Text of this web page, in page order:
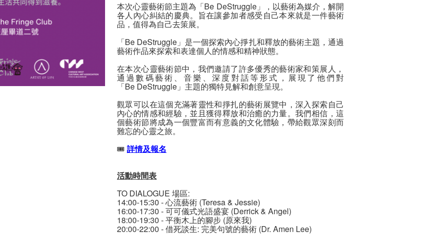
本次心靈藝術節主題為「Be DeStruggle」，以藝術為媒介，解開
各人內心糾結的慶典。旨在讓參加者感受自己本來就是一件藝術
品，值得為自己去策展。
「Be DeStruggle」是一個探索內心掙扎和釋放的藝術主題，通過
藝術作品來探索和表達個人的情感和精神狀態。
在本次心靈藝術節中，我們邀請了許多優秀的藝術家和策展人，
通過數碼藝術、音樂、深度對話等形式，展現了他們對
「Be DeStruggle」主題的獨特見解和創意呈現。
觀眾可以在這個充滿著靈性和掙扎的藝術展覽中，深入探索自己
內心的情感和經驗，並且獲得釋放和治癒的力量。我們相信，這
個藝術節將成為一個豐富而有意義的文化體驗，帶給觀眾深刻而
難忘的心靈之旅。
🎟️詳情及報名
活動時間表
TO DIALOGUE 場區:
14:00-15:30 - ⼼流藝術 (Teresa & Jessie)
16:00-17:30 - 可可儀式光語盛宴 (Derrick & Angel)
18:00-19:30 - 平衡木上的腳步 (原來我)
20:00-22:00 - 借死談⽣: 完美句號的藝術 (Dr. Amen Lee)